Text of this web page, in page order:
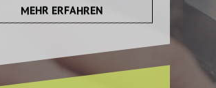
MEHR ERFAHREN